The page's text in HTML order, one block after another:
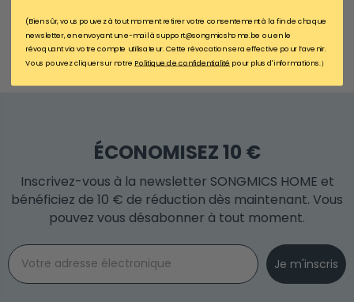
ÉCONOMISEZ 10 €
Inscrivez-vous à la newsletter SONGMICS HOME et
bénéficiez de 10 € de réduction dès maintenant. Vous
pouvez vous désabonner à tout moment.
Email
Je m'inscris
(Bien sûr, vous pouvez à tout moment retirer votre consentement à la fin de chaque
newsletter, en envoyant un e-mail à support@songmicshome.be ou en le
révoquant via votre compte utilisateur. Cette révocation sera effective pour l’avenir.
Vous pouvez cliquer sur notre Politique de confidentialité pour plus d'informations.）